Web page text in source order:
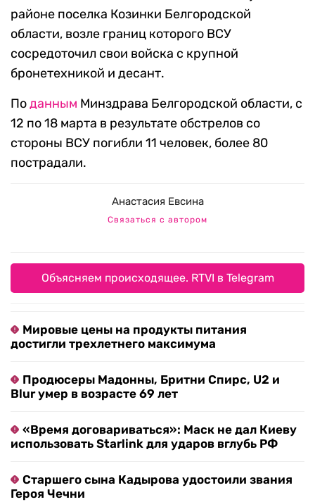
районе поселка Козинки Белгородской
области, возле границ которого ВСУ
сосредоточил свои войска с крупной
бронетехникой и десант.
Поданным Минздрава Белгородской области, с
12 по 18 марта в результате обстрелов со
стороны ВСУ погибли 11 человек, более 80
пострадали.
Анастасия Евсина
Связаться с автором
Объясняем происходящее. RTVI в Telegram
Мировые цены на продукты питания
достигли трехлетнего максимума
Продюсеры Мадонны, Бритни Спирс, U2 и
Blur умер в возрасте 69 лет
«Время договариваться»: Маск не дал Киеву
использовать Starlink для ударов вглубь РФ
Старшего сына Кадырова удостоили звания
Героя Чечни